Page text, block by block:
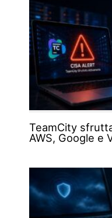
TeamCity
AWS, Google e